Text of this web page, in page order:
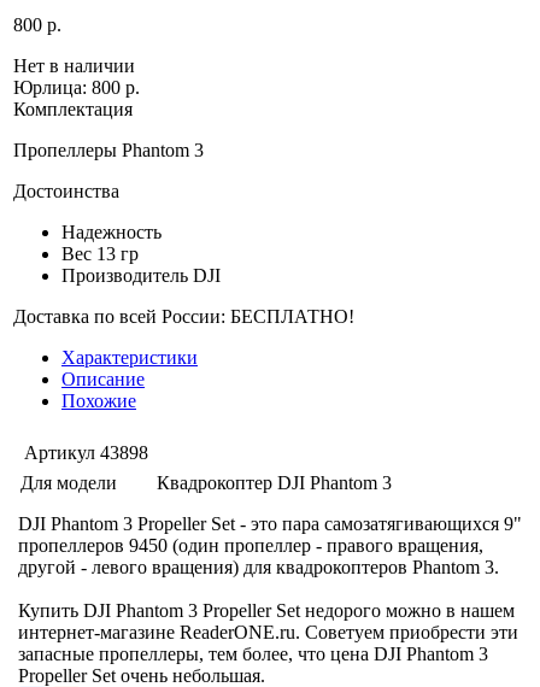
800 р.
Нет в наличии
Юрлица: 800 р.
Комплектация
Пропеллеры Phantom 3
Достоинства
Надежность
Вес 13 гр
Производитель DJI
Доставка по всей России: БЕСПЛАТНО!
Характеристики
Описание
Похожие
Артикул 43898
Для модели
Квадрокоптер DJI Phantom 3
DJI Phantom 3 Propeller Set - это пара самозатягивающихся 9"
пропеллеров 9450 (один пропеллер - правого вращения,
другой - левого вращения) для квадрокоптеров Phantom 3.
Купить DJI Phantom 3 Propeller Set недорого можно в нашем
интернет-магазине ReaderONE.ru. Советуем приобрести эти
запасные пропеллеры, тем более, что цена DJI Phantom 3
Propeller Set очень небольшая.